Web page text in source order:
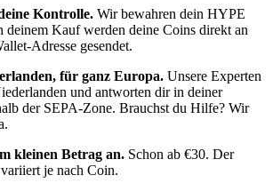
Kontrolle. Wir bewahren dein HYPE
deinem Kauf werden deine Coins direkt an
Adresse gesendet.
für ganz Europa. Unsere Experten
und antworten dir in deiner
der SEPA-Zone. Brauchst du Hilfe? Wir
kleinen Betrag an. Schon ab €30. Der
je nach Coin.